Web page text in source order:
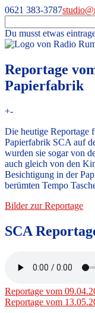
0621 383-3787
Du musst etwas
Radio RUMMS
Radio RUMMS ist ein
Jugendliche in der
Reportage
Papierfabrik
+-
Die heutige Reportage
Papierfabrik SCA auf
wurden sie sogar von
auch gleich von den
Besichtigung in der
berümten Tempo
Bilder zur Reportage
SCA
Reportage vom
Reportage vom